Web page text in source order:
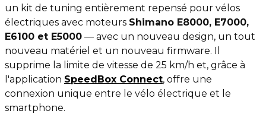
un kit de tuning entièrement repensé pour vélos
électriques avec moteurs Shimano E8000, E7000,
E6100 et E5000 — avec un nouveau design, un tout
nouveau matériel et un nouveau firmware. Il
supprime la limite de vitesse de 25 km/h et, grâce à
l'application SpeedBox Connect, offre une
connexion unique entre le vélo électrique et le
smartphone.